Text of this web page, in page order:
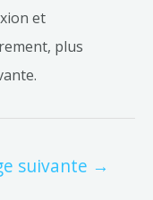
et
plus
suivante →